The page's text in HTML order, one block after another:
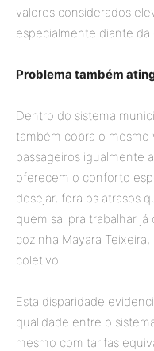
valores considerados
especialmente diante
Problema também
Dentro do sistema
também cobra o mesmo
passageiros igualmente
oferecem o conforto
desejar, fora os atrasos
quem sai pra trabalhar
cozinha Mayara
coletivo.
Esta disparidade
qualidade entre o
mesmo com tarifas